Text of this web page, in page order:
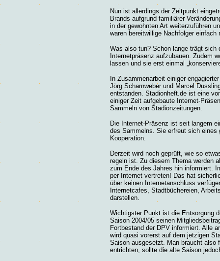
Nun ist allerdings der Zeitpunkt
Brands aufgrund familiärer
in der gewohnten Art weiterzuführen
waren bereitwillige Nachfolger einfach
Was also tun? Schon lange trägt sich
Internetpräsenz aufzubauen. Zudem
lassen und sie erst einmal
In Zusammenarbeit einiger
Jörg Scharnweber und Marcel
entstanden. Stadionheft.de ist eine
einiger Zeit aufgebaute Internet-
Sammeln von Stadionzeitungen.
Die Internet-Präsenz ist seit langem
des Sammelns. Sie erfreut sich eines
Kooperation.
Derzeit wird noch geprüft, wie so
regeln ist. Zu diesem Thema werden
zum Ende des Jahres hin informiert.
per Internet vertreten! Das hat
über keinen Internetanschluss
Internetcafes, Stadtbüchereien,
darstellen.
Wichtigster Punkt ist die Entsorgung
Saison 2004/05 seinen
Fortbestand der DPV informiert. Alle
wird quasi vorerst auf dem jetzigen
Saison ausgesetzt. Man braucht also
entrichten, sollte die alte Saison